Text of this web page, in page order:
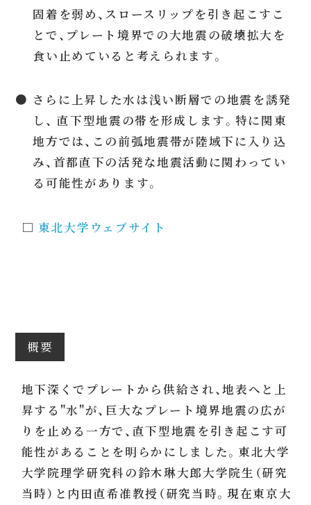
固着を弱め、スロースリップを引き起こすこ
とで、プレート境界での大地震の破壊拡大を
食い止めていると考えられます。
● さらに上昇した水は浅い断層での地震を誘発
し、 直下型地震の帯を形成します。特に関東
地方では、この前弧地震帯が陸域下に入り込
み、首都直下の活発な地震活動に関わってい
る可能性があります。
□ 東北大学ウェブサイト
概要
地下深くでプレートから供給され、地表へと上
昇する"水"が、巨大なプレート境界地震の広が
りを止める一方で、直下型地震を引き起こす可
能性があることを明らかにしました。東北大学
大学院理学研究科の鈴木琳大郎大学院生（研究
当時）と内田直希准教授（研究当時。現在東京大